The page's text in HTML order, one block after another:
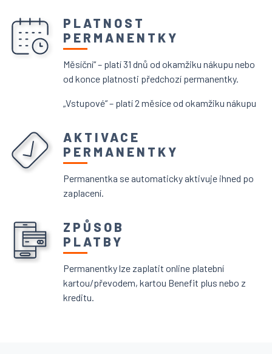
PLATNOST
PERMANENTKY
Měsíční“ – platí 31 dnů od okamžiku nákupu nebo
od konce platnosti předchozí permanentky.
„Vstupové“ – platí 2 měsíce od okamžiku nákupu
AKTIVACE
PERMANENTKY
Permanentka se automaticky aktivuje ihned po
zaplacení.
ZPŮSOB
PLATBY
Permanentky lze zaplatit online platební
kartou/převodem, kartou Benefit plus nebo z
kreditu.